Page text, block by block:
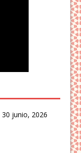
30 junio, 2026